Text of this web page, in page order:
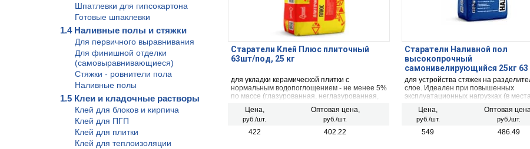
Шпатлевки для гипсокартона
Готовые шпаклевки
1.4 Наливные полы и стяжки
Для первичного выравнивания
Для финишной отделки
(самовыравнивающиеся)
Стяжки - ровнители пола
Наливные полы
1.5 Клеи и кладочные растворы
Клей для блоков и кирпича
Клей для ПГП
Клей для плитки
Клей для теплоизоляции
Старатели Клей Плюс плиточный
63шт/под, 25 кг
для укладки керамической плитки с
нормальным водопоглощением - не менее 5%
по массе (глазурованная, неглазурованная,
помещениях с нормальной и повышенной
влажностью.
Цена,
руб./шт.
Оптовая цена,
руб./шт.
422 402.22
Старатели Наливной пол
высокопрочный
самонивелирующийся 25кг
для устройства стяжек на
слое. Идеален при повышенных
эксплуатационных нагрузках (в
складских и промышленных
Цена,
руб./шт.
Оптовая
руб./шт.
549 486.49